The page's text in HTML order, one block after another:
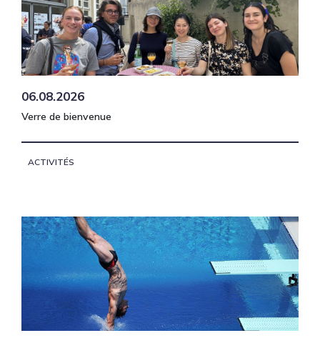
06.08.2026
Verre de bienvenue
ACTIVITÉS